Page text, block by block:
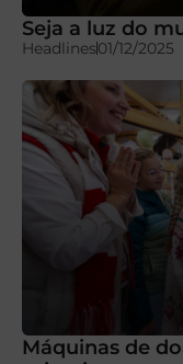
Seja a luz do
Headlines01/12/2025
Máquinas de